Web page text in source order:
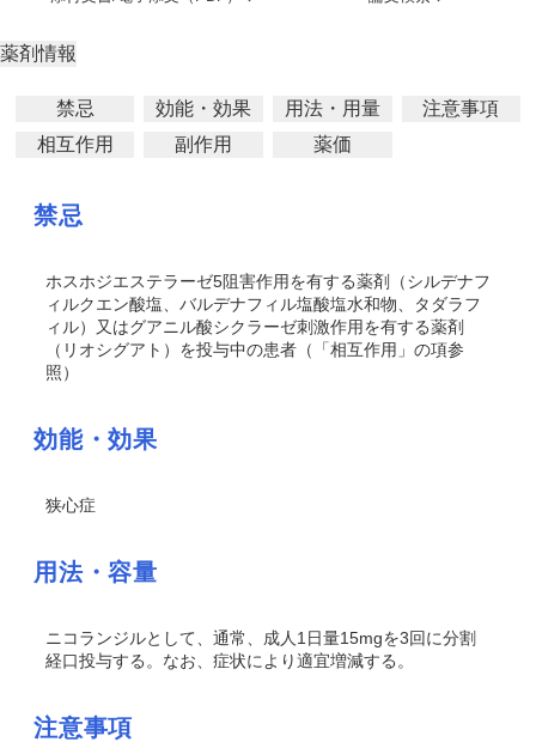
薬剤情報
禁忌 効能・効果 用法・用量
注意事項
相互作用
副作用 薬価
禁忌
ホスホジエステラーゼ5阻害作用を有する薬剤（シルデナフ
ィルクエン酸塩、バルデナフィル塩酸塩水和物、タダラフ
ィル）又はグアニル酸シクラーゼ刺激作用を有する薬剤
（リオシグアト）を投与中の患者（「相互作用」の項参
照）
効能・効果
狭心症
用法・容量
ニコランジルとして、通常、成人1日量15mgを3回に分割
経口投与する。なお、症状により適宜増減する。
注意事項